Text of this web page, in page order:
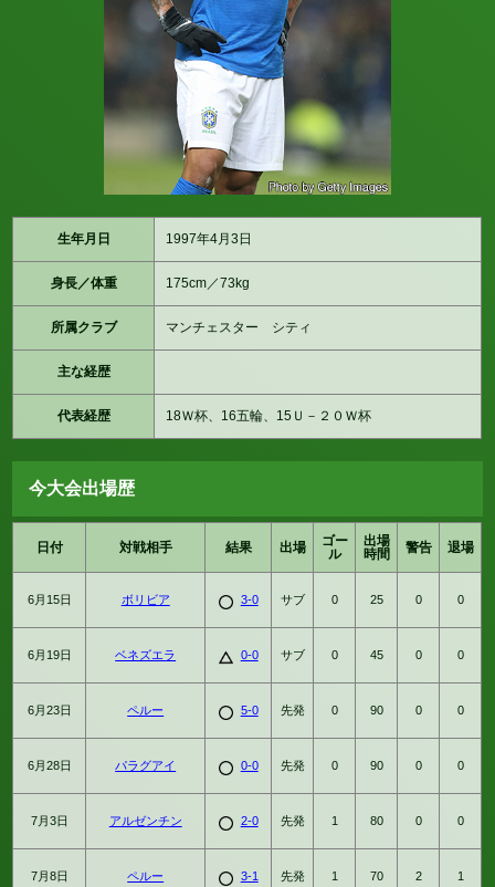
生年月日 1997年4月3日
身長／体重 175cm／73kg
所属クラブ マンチェスター シティ
主な経歴
代表経歴 18Ｗ杯、16五輪、15Ｕ－２０Ｗ杯
今大会出場歴
日付 対戦相手 結果 出場
ゴー
ル
出場
時間
警告 退場
6月15日 ボリビア 3-0 サブ 0 25 0 0
6月19日 ベネズエラ 0-0 サブ 0 45 0 0
6月23日 ペルー 5-0 先発 0 90 0 0
6月28日 パラグアイ 0-0 先発 0 90 0 0
7月3日 アルゼンチン 2-0 先発 1 80 0 0
7月8日 ペルー 3-1 先発 1 70 2 1